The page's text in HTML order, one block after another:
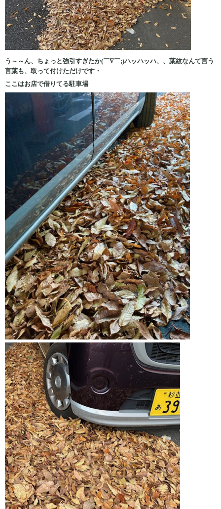
う～～ん、ちょっと強引すぎたか(￣∇￣;)ハッハッハ、、葉紋なんて言う
言葉も、取って付けただけです・
ここはお店で借りてる駐車場